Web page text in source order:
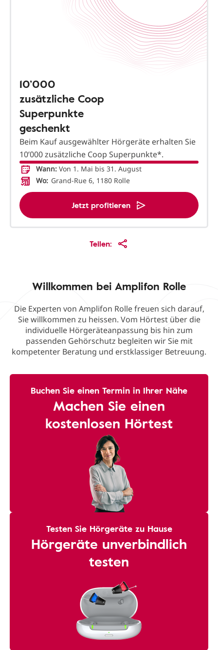
10’000
zusätzliche Coop
Superpunkte
geschenkt
Beim Kauf ausgewählter Hörgeräte erhalten Sie
10’000 zusätzliche Coop Superpunkte*.
Wann: Von 1. Mai bis 31. August
Wo: Grand-Rue 6, 1180 Rolle
Jetzt profitieren
Teilen:
Willkommen bei Amplifon Rolle
Die Experten von Amplifon Rolle freuen sich darauf,
Sie willkommen zu heissen. Vom Hörtest über die
individuelle Hörgeräteanpassung bis hin zum
passenden Gehörschutz begleiten wir Sie mit
kompetenter Beratung und erstklassiger Betreuung.
Buchen Sie einen Termin in Ihrer Nähe
Machen Sie einen
kostenlosen Hörtest
Testen Sie Hörgeräte zu Hause
Hörgeräte unverbindlich
testen